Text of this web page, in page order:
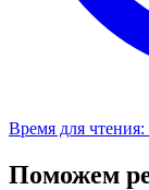
Время для чтения:
Поможем